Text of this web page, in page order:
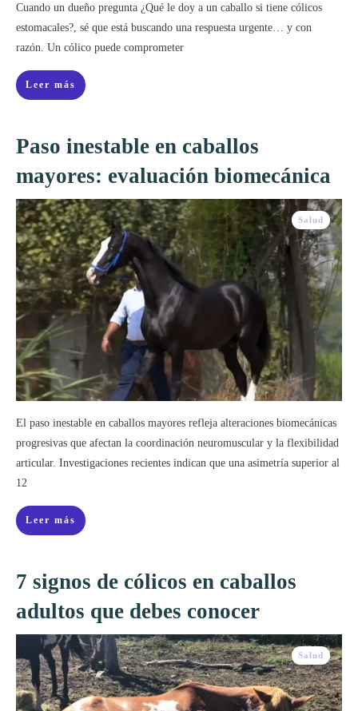
Cuando un dueño pregunta ¿Qué le doy a un caballo si tiene cólicos
estomacales?, sé que está buscando una respuesta urgente… y con
razón. Un cólico puede comprometer
Leer más
Paso inestable en caballos
mayores: evaluación biomecánica
Salud
El paso inestable en caballos mayores refleja alteraciones biomecánicas
progresivas que afectan la coordinación neuromuscular y la flexibilidad
articular. Investigaciones recientes indican que una asimetría superior al
12
Leer más
7 signos de cólicos en caballos
adultos que debes conocer
Salud